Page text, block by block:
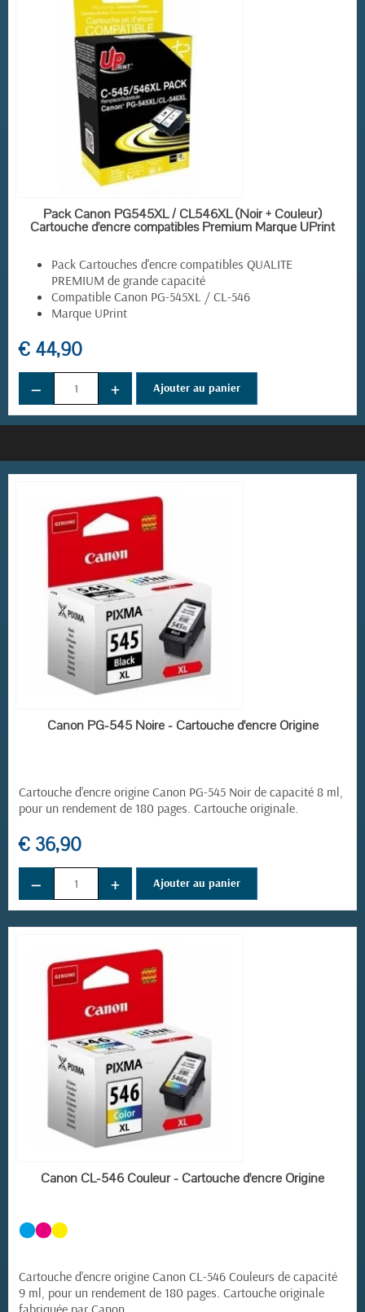
(8 avis)
(1 avis)
EN STOCK
Pack Canon PG545XL / CL546XL (Noir + Couleur)
Cartouche d'encre compatibles Premium Marque UPrint
Pack Cartouches d'encre compatibles QUALITE
PREMIUM de grande capacité
Compatible Canon PG-545XL / CL-546
Marque UPrint
€ 44,90
− + Ajouter au panier
EN STOCK
Canon PG-545 Noire - Cartouche d'encre Origine
Cartouche d'encre origine Canon PG-545 Noir de capacité 8 ml,
pour un rendement de 180 pages. Cartouche originale.
€ 36,90
− + Ajouter au panier
EN STOCK
Canon CL-546 Couleur - Cartouche d'encre Origine
Cartouche d'encre origine Canon CL-546 Couleurs de capacité
9 ml, pour un rendement de 180 pages. Cartouche originale